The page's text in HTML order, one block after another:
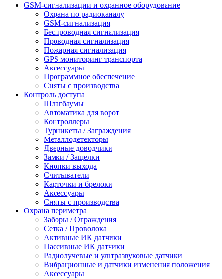
GSM-сигнализации и охранное оборудование
Охрана по радиоканалу
GSM-сигнализация
Беспроводная сигнализация
Проводная сигнализация
Пожарная сигнализация
GPS мониторинг транспорта
Аксессуары
Программное обеспечение
Сняты с производства
Контроль доступа
Шлагбаумы
Автоматика для ворот
Контроллеры
Турникеты / Заграждения
Металлодетекторы
Дверные доводчики
Замки / Защелки
Кнопки выхода
Считыватели
Карточки и брелоки
Аксессуары
Сняты с производства
Охрана периметра
Заборы / Ограждения
Сетка / Проволока
Активные ИК датчики
Пассивные ИК датчики
Радиолучевые и ультразвуковые датчики
Вибрационные и датчики изменения положения
Аксессуары